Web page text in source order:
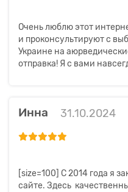
Очень люблю этот
и проконсультируют с
Украине на
отправка! Я с вами
Инна 31.10.2024
[size=100] С 2014 года я
сайте. Здесь